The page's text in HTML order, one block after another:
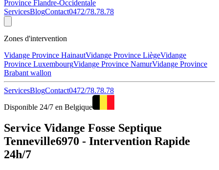
Province Flandre-Occidentale
ServicesBlogContact0472/78.78.78
Zones d'intervention
Vidange Province HainautVidange Province LiègeVidange
Province LuxembourgVidange Province NamurVidange Province
Brabant wallon
ServicesBlogContact0472/78.78.78
Disponible 24/7 en Belgique
Service Vidange Fosse Septique
Tenneville6970 - Intervention Rapide
24h/7